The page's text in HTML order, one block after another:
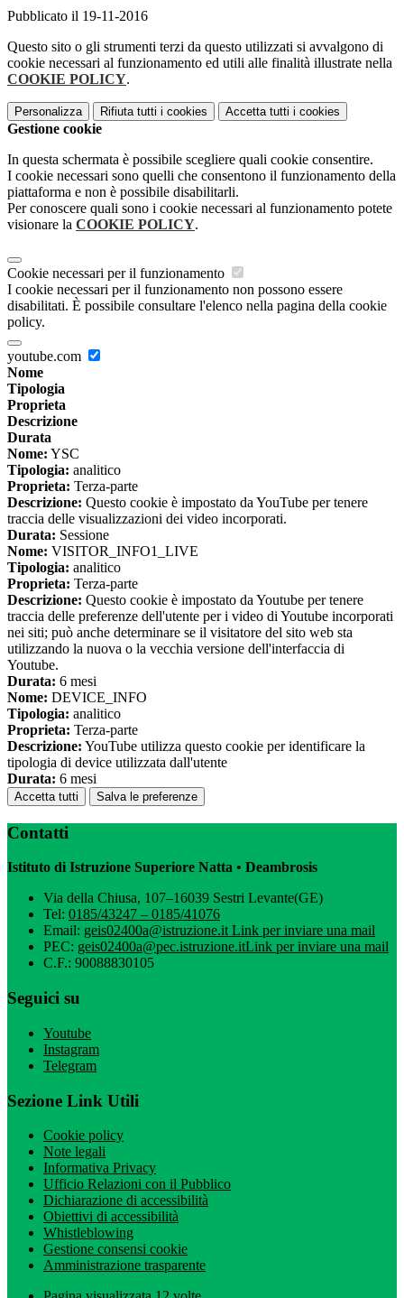
Pubblicato il 19-11-2016
Questo sito o gli strumenti terzi da questo utilizzati si avvalgono di
cookie necessari al funzionamento ed utili alle finalità illustrate nella
COOKIE POLICY.
Personalizza Rifiuta tutti i cookies Accetta tutti i cookies
Gestione cookie
In questa schermata è possibile scegliere quali cookie consentire.
I cookie necessari sono quelli che consentono il funzionamento della
piattaforma e non è possibile disabilitarli.
Per conoscere quali sono i cookie necessari al funzionamento potete
visionare la COOKIE POLICY.
Cookie necessari per il funzionamento
I cookie necessari per il funzionamento non possono essere
disabilitati. È possibile consultare l'elenco nella pagina della cookie
policy.
youtube.com
Nome
Tipologia
Proprieta
Descrizione
Durata
Nome: YSC
Tipologia: analitico
Proprieta: Terza-parte
Descrizione: Questo cookie è impostato da YouTube per tenere
traccia delle visualizzazioni dei video incorporati.
Durata: Sessione
Nome: VISITOR_INFO1_LIVE
Tipologia: analitico
Proprieta: Terza-parte
Descrizione: Questo cookie è impostato da Youtube per tenere
traccia delle preferenze dell'utente per i video di Youtube incorporati
nei siti; può anche determinare se il visitatore del sito web sta
utilizzando la nuova o la vecchia versione dell'interfaccia di
Youtube.
Durata: 6 mesi
Nome: DEVICE_INFO
Tipologia: analitico
Proprieta: Terza-parte
Descrizione: YouTube utilizza questo cookie per identificare la
tipologia di device utilizzata dall'utente
Durata: 6 mesi
Accetta tutti Salva le preferenze
Contatti
Istituto di Istruzione Superiore Natta • Deambrosis
Via della Chiusa, 107–16039 Sestri Levante(GE)
Tel: 0185/43247 – 0185/41076
Email: geis02400a@istruzione.itLink per inviare una mail
PEC: geis02400a@pec.istruzione.itLink per inviare una mail
C.F.: 90088830105
Seguici su
Youtube
Instagram
Telegram
Sezione Link Utili
Cookie policy
Note legali
Informativa Privacy
Ufficio Relazioni con il Pubblico
Dichiarazione di accessibilità
Obiettivi di accessibilità
Whistleblowing
Gestione consensi cookie
Amministrazione trasparente